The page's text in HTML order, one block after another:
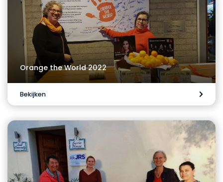
Orange the World 2022
Bekijken